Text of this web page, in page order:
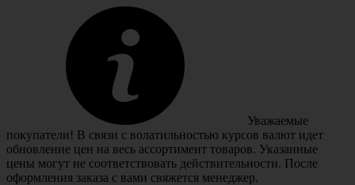
Уважаемые
покупатели! В связи с волатильностью курсов валют идет
обновление цен на весь ассортимент товаров. Указанные
цены могут не соответствовать действительности. После
оформления заказа с вами свяжется менеджер.